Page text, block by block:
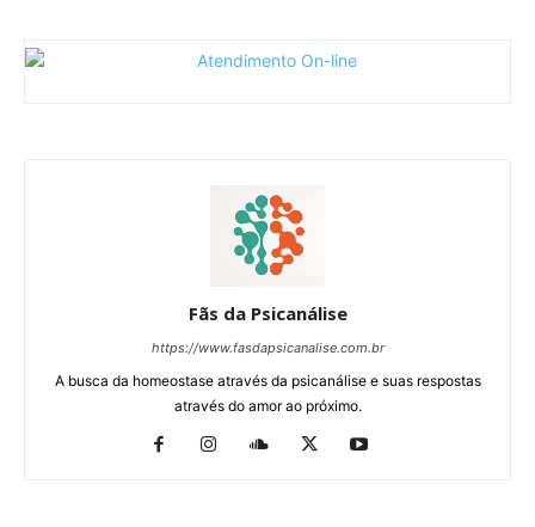
Fãs da Psicanálise
https://www.fasdapsicanalise.com.br
A busca da homeostase através da psicanálise e suas respostas
através do amor ao próximo.